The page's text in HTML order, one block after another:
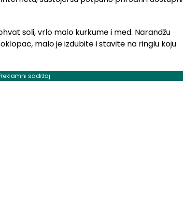
soli, vrlo malo kurkume i med. Narandžu
malo je izdubite i stavite na ringlu koju
sadržaj